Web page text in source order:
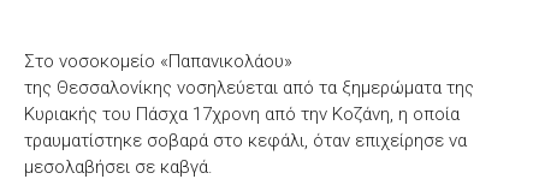
Στο νοσοκομείο «Παπανικολάου»
της Θεσσαλονίκης νοσηλεύεται από τα ξημερώματα της
Κυριακής του Πάσχα 17χρονη από την Κοζάνη, η οποία
τραυματίστηκε σοβαρά στο κεφάλι, όταν επιχείρησε να
μεσολαβήσει σε καβγά.